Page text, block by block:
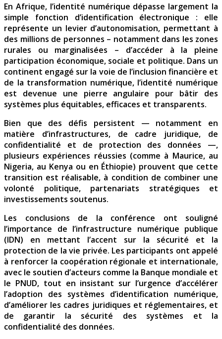
En Afrique, l’identité numérique dépasse largement la
simple fonction d’identification électronique : elle
représente un levier d’autonomisation, permettant à
des millions de personnes – notamment dans les zones
rurales ou marginalisées – d’accéder à la pleine
participation économique, sociale et politique. Dans un
continent engagé sur la voie de l’inclusion financière et
de la transformation numérique, l’identité numérique
est devenue une pierre angulaire pour bâtir des
systèmes plus équitables, efficaces et transparents.
Bien que des défis persistent — notamment en
matière d’infrastructures, de cadre juridique, de
confidentialité et de protection des données —,
plusieurs expériences réussies (comme à Maurice, au
Nigeria, au Kenya ou en Éthiopie) prouvent que cette
transition est réalisable, à condition de combiner une
volonté politique, partenariats stratégiques et
investissements soutenus.
Les conclusions de la conférence ont souligné
l’importance de l’infrastructure numérique publique
(IDN) en mettant l’accent sur la sécurité et la
protection de la vie privée. Les participants ont appelé
à renforcer la coopération régionale et internationale,
avec le soutien d’acteurs comme la Banque mondiale et
le PNUD, tout en insistant sur l’urgence d’accélérer
l’adoption des systèmes d’identification numérique,
d’améliorer les cadres juridiques et réglementaires, et
de garantir la sécurité des systèmes et la
confidentialité des données.